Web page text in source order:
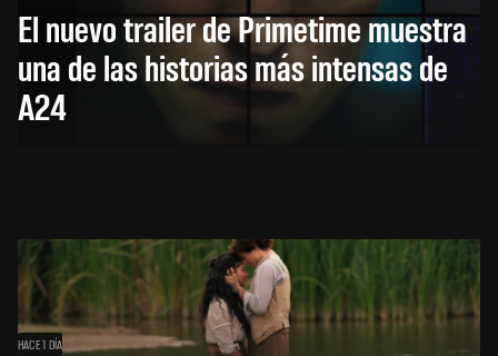
El nuevo trailer de Primetime muestra
una de las historias más intensas de
A24
HACE 1 DÍA